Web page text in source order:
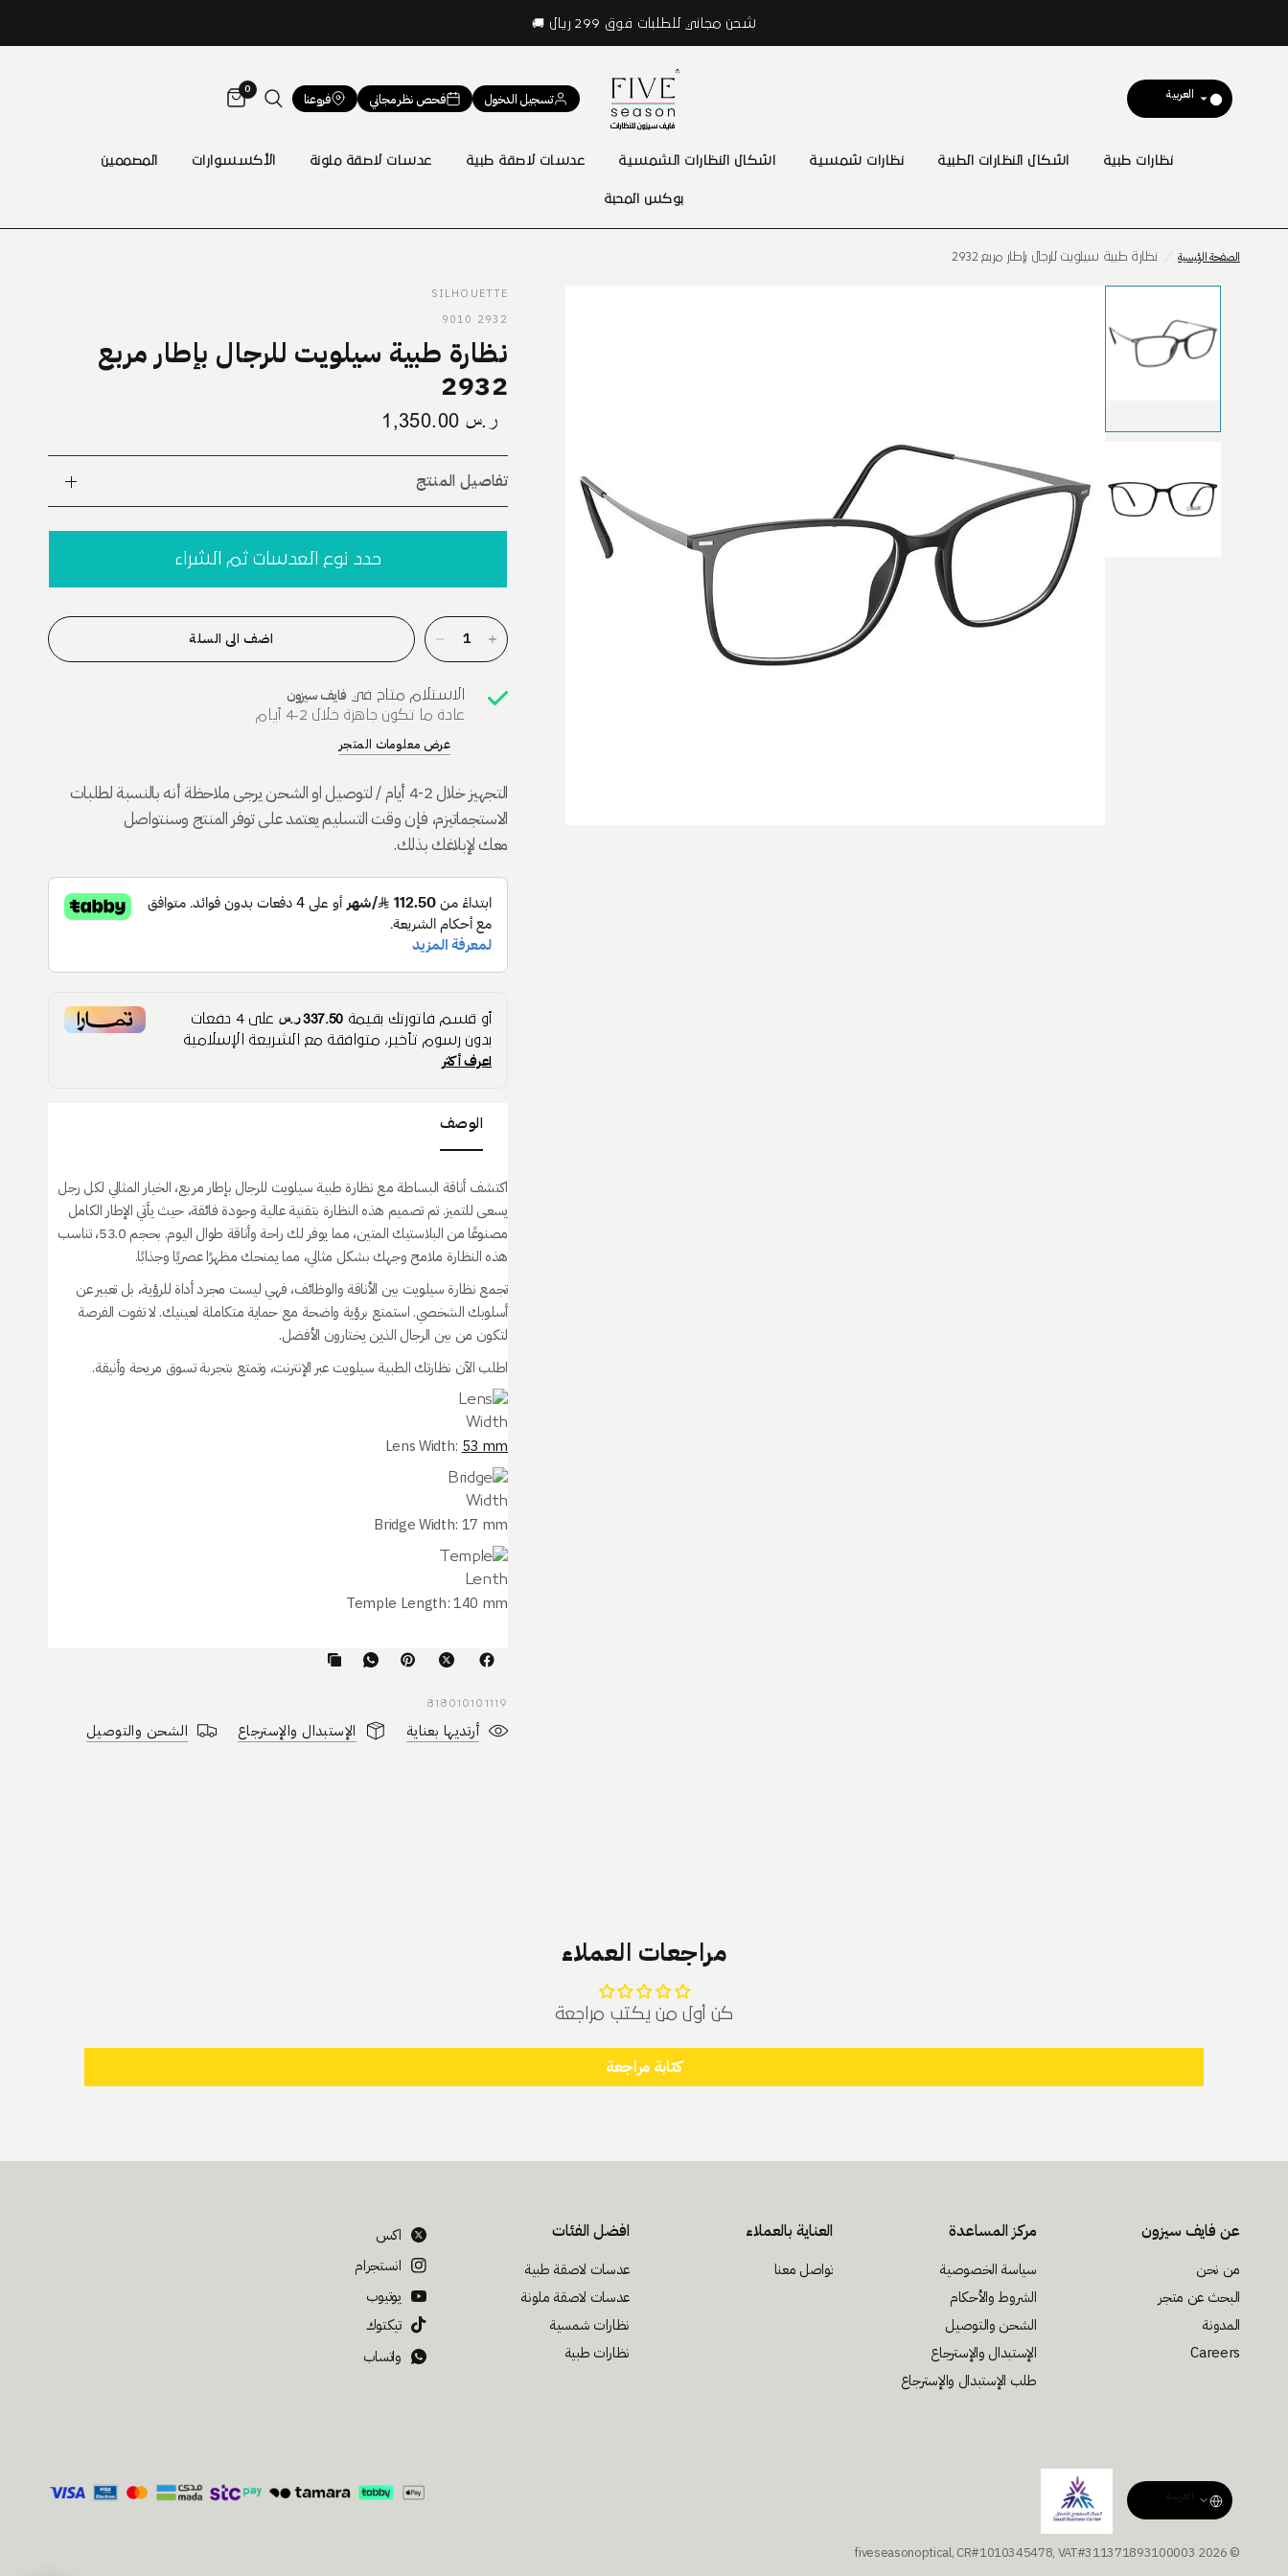
شحن مجاني للطلبات فوق 299 ريال 🚚
تسجيل الدخول فحص نظر مجاني فروعنا
0
نظارات طبية اشكال النظارات الطبية نظارات شمسية اشكال النظارات الشمسية عدسات لاصقة طبية عدسات لاصقة ملونة الأكسسوارات المصممين
بوكس المحبة
الصفحة الرئيسية / نظارة طبية سيلويت للرجال بإطار مربع 2932
SILHOUETTE
2932 9010
نظارة طبية سيلويت للرجال بإطار مربع
2932
1,350.00 ر.س
تفاصيل المنتج
حدد نوع العدسات ثم الشراء
اضف الى السلة
الاستلام متاح في فايف سيزون
عادة ما تكون جاهزة خلال 2-4 أيام
عرض معلومات المتجر
التجهيز خلال 2-4 أيام / لتوصيل او الشحن يرجى ملاحظة أنه بالنسبة لطلبات
الاستجماتيزم، فإن وقت التسليم يعتمد على توفر المنتج وسنتواصل
معك لإبلاغك بذلك.
أو قسم فاتورتك بقيمة 337.50 ر.س على4 دفعات
بدون رسوم تأخير، متوافقة مع الشريعة الإسلامية
اعرف أكثر
الوصف
اكتشف أناقة البساطة مع نظارة طبية سيلويت للرجال بإطار مربع، الخيار المثالي لكل رجل
يسعى للتميز. تم تصميم هذه النظارة بتقنية عالية وجودة فائقة، حيث يأتي الإطار الكامل
مصنوعًا من البلاستيك المتين، مما يوفر لك راحة وأناقة طوال اليوم. بحجم 53.0، تناسب
هذه النظارة ملامح وجهك بشكل مثالي، مما يمنحك مظهرًا عصريًا وجذابًا.
تجمع نظارة سيلويت بين الأناقة والوظائف، فهي ليست مجرد أداة للرؤية، بل تعبير عن
أسلوبك الشخصي. استمتع برؤية واضحة مع حماية متكاملة لعينيك. لا تفوت الفرصة
لتكون من بين الرجال الذين يختارون الأفضل.
اطلب الآن نظارتك الطبية سيلويت عبر الإنترنت، وتمتع بتجربة تسوق مريحة وأنيقة.
Lens Width: 53 mm
Bridge Width: 17 mm
Temple Length:140 mm
818010101119
أرتديها بعناية الإستبدال والإسترجاع الشحن والتوصيل
مراجعات العملاء
كن أول من يكتب مراجعة
كتابة مراجعة
عن فايف سيزون
من نحن
البحث عن متجر
المدونة
Careers
مركز المساعدة
سياسة الخصوصية
الشروط والأحكام
الشحن والتوصيل
الإستبدال والإسترجاع
طلب الإستبدال والإسترجاع
العناية بالعملاء
تواصل معنا
افضل الفئات
عدسات لاصقة طبية
عدسات لاصقة ملونة
نظارات شمسية
نظارات طبية
اكس
انستجرام
يوتيوب
تيكتوك
واتساب
© 2026 fiveseasonoptical, CR#1010345478, VAT#311371893100003